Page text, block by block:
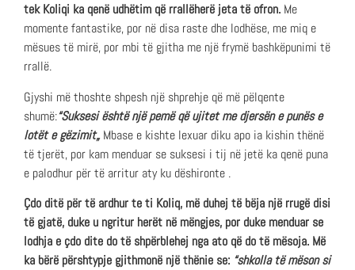
tek Koliqi ka qenë udhëtim që rrallëherë jeta të ofron. Me
momente fantastike, por në disa raste dhe lodhëse, me miq e
mësues të mirë, por mbi të gjitha me një frymë bashkëpunimi të
rrallë.
Gjyshi më thoshte shpesh një shprehje që më pëlqente
shumë:“Suksesi është një pemë që ujitet me djersën e punës e
lotët e gëzimit„Mbase e kishte lexuar diku apo ia kishin thënë
të tjerët, por kam menduar se suksesi i tij në jetë ka qenë puna
e palodhur për të arritur aty ku dëshironte .
Çdo ditë për të ardhur te ti Koliq, më duhej të bëja një rrugë disi
të gjatë, duke u ngritur herët në mëngjes, por duke menduar se
lodhja e çdo dite do të shpërblehej nga ato që do të mësoja. Më
ka bërë përshtypje gjithmonë një thënie se: “shkolla të mëson si